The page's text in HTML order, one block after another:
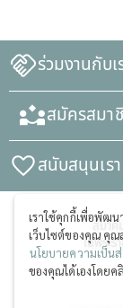
ร่วมงานกับเ
สมัครสมา
สนับสนุนเรา
สมาค
ในพระ
เราใช้คุกกี้เพื่อพัฒ
เว็บไซต์ของคุณ คุณ
นโยบายความเป็น
ของคุณได้เองโดยค